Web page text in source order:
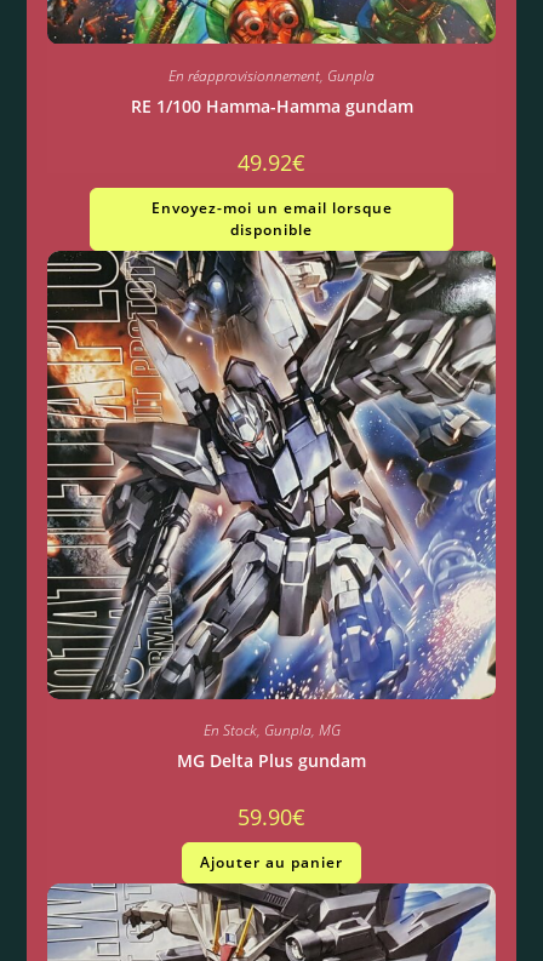
En réapprovisionnement, Gunpla
RE 1/100 Hamma-Hamma gundam
49.92€
Envoyez-moi un email lorsque
disponible
En Stock, Gunpla, MG
MG Delta Plus gundam
59.90€
Ajouter au panier